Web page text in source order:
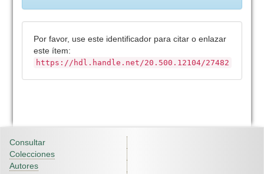
Por favor, use este identificador para citar o enlazar
este ítem:
https://hdl.handle.net/20.500.12104/27482
Consultar
Colecciones
Autores